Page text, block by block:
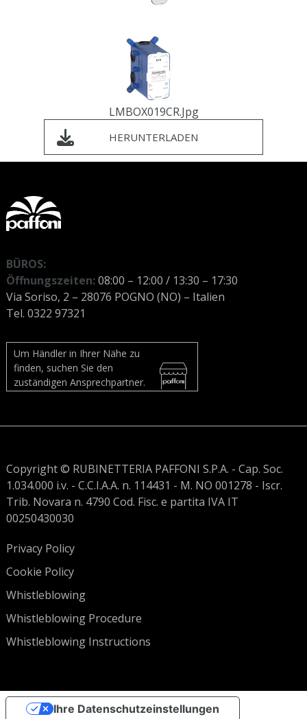
LMBOX019CR.jpg
HERUNTERLADEN
BÜROS:
Öffnungszeiten:08:00 – 12:00 / 13:30 – 17:30
Via Soriso, 2 – 28076 POGNO (NO) – Italien
Tel. 0322 97321
Um Händler in Ihrer Nähe zu
finden, suchen Sie den
zuständigen Ansprechpartner.
Copyright © RUBINETTERIA PAFFONI S.P.A. - Cap. Soc.
1.034.000 i.v. - C.C.I.A.A. n. 114431 - M. NO 001278 - Iscr.
Trib. Novara n. 4790 Cod. Fisc. e partita IVA IT
00250430030
Privacy Policy
Cookie Policy
Whistleblowing
Whistleblowing Procedure
Whistleblowing Instructions
Ihre Datenschutzeinstellungen